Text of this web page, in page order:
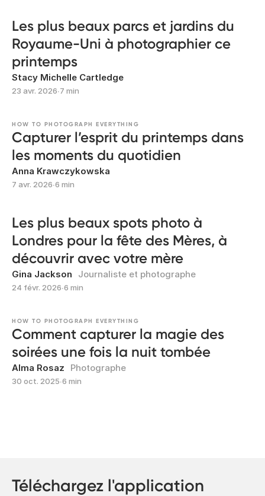
Les plus beaux parcs et jardins du
Royaume-Uni à photographier ce
printemps
Stacy Michelle Cartledge
23 avr. 2026∙7 min
HOW TO PHOTOGRAPH EVERYTHING
Capturer l’esprit du printemps dans
les moments du quotidien
Anna Krawczykowska
7 avr. 2026∙6 min
Les plus beaux spots photo à
Londres pour la fête des Mères, à
découvrir avec votre mère
Gina Jackson Journaliste et photographe
24 févr. 2026∙6 min
HOW TO PHOTOGRAPH EVERYTHING
Comment capturer la magie des
soirées une fois la nuit tombée
Alma Rosaz Photographe
30 oct. 2025∙6 min
Téléchargez l'application